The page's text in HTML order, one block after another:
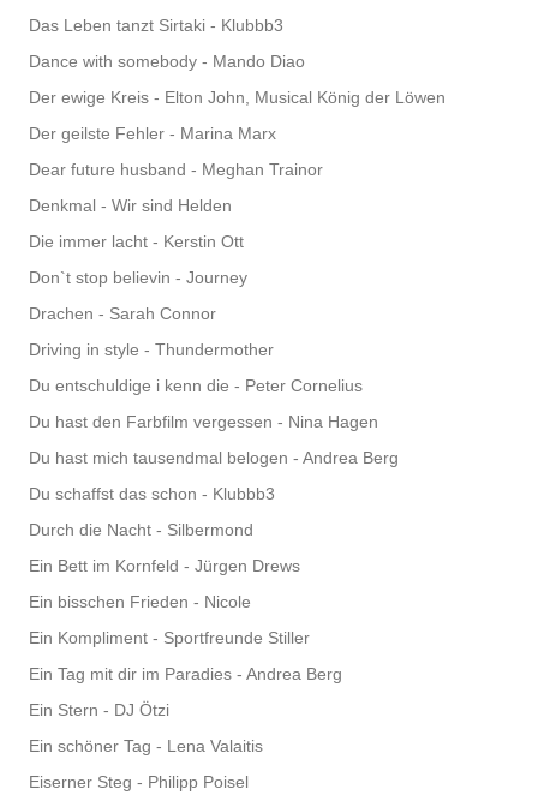
Das Leben tanzt Sirtaki - Klubbb3
Dance with somebody - Mando Diao
Der ewige Kreis - Elton John, Musical König der Löwen
Der geilste Fehler - Marina Marx
Dear future husband - Meghan Trainor
Denkmal - Wir sind Helden
Die immer lacht - Kerstin Ott
Don`t stop believin - Journey
Drachen - Sarah Connor
Driving in style - Thundermother
Du entschuldige i kenn die - Peter Cornelius
Du hast den Farbfilm vergessen - Nina Hagen
Du hast mich tausendmal belogen - Andrea Berg
Du schaffst das schon - Klubbb3
Durch die Nacht - Silbermond
Ein Bett im Kornfeld - Jürgen Drews
Ein bisschen Frieden - Nicole
Ein Kompliment - Sportfreunde Stiller
Ein Tag mit dir im Paradies - Andrea Berg
Ein Stern - DJ Ötzi
Ein schöner Tag - Lena Valaitis
Eiserner Steg - Philipp Poisel